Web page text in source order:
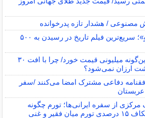
/ هشدار تازه پدرخوانده
«مرد عنکبوتی: روزی نو»؛ سریع‌ترین فیلم تاریخ در رسیدن به ۵۰۰
گوشت ۴ هزار تومانی این‌گونه میلیونی قیمت خورد/ چرا با افت ۳۰
ارزان نمی‌شود؟
دفاعی مشترک امضا می‌کنند /سفر
مرکزی از سفره ایرانی‌ها؛ تورم چگونه
و غنی